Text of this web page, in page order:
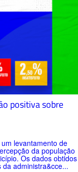
positiva sobre
levantamento de
da população
Os dados obtidos
administra&cce...